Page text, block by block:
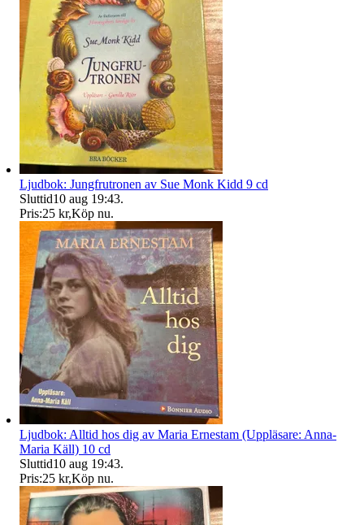
Ljudbok: Jungfrutronen av Sue Monk Kidd 9 cd
Sluttid10 aug 19:43.
Pris:25 kr,Köp nu.
Ljudbok: Alltid hos dig av Maria Ernestam (Uppläsare: Anna-
Maria Käll) 10 cd
Sluttid10 aug 19:43.
Pris:25 kr,Köp nu.